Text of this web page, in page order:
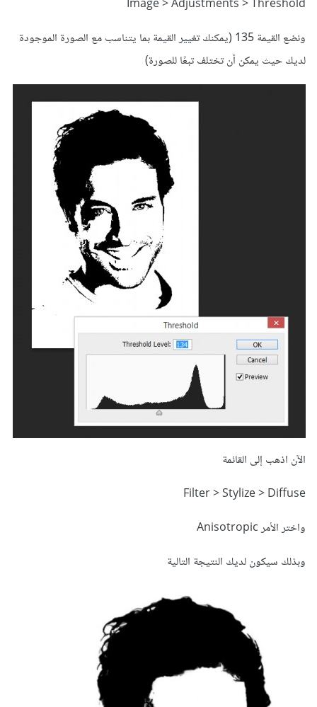
Image > Adjustments > Threshold
ونضع القيمة 135 (يمكنك تغيير القيمة بما يتناسب مع الصورة الموجودة
لديك حيث يمكن أن تختلف تبعًا للصورة)
الآن اذهب إلى القائمة
Filter > Stylize > Diffuse
واختر الأمر Anisotropic
وبذلك سيكون لديك النتيجة التالية